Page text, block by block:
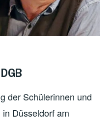
,
der Schülerinnen und
Düsseldorf am